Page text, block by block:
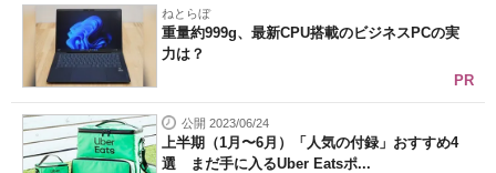
ねとらぼ
重量約999g、最新CPU搭載のビジネスPCの実
力は？
PR
公開 2023/06/24
上半期（1月〜6月）「人気の付録」おすすめ4
選 まだ手に入るUber Eatsポ...